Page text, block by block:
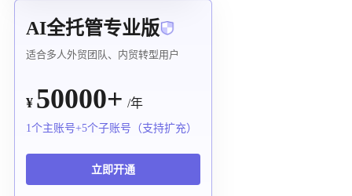
AI全托管专业版
适合多人外贸团队、内贸转型用户
¥ 50000+ /年
1个主账号+5个子账号（支持扩充）
立即开通